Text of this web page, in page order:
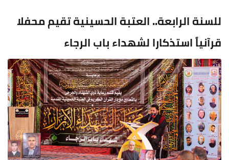
للسنة الرابعة.. العتبة الحسينية تقيم محفلا
قرآنياً استذكارا لشهداء باب الرجاء